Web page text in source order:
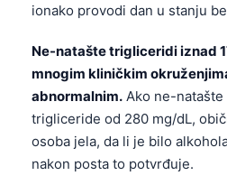
ionako provodi dan u stanju
Ne-natašte trigliceridi iznad
mnogim kliničkim
abnormalnim. Ako ne-
trigliceride od 280 mg/dL,
osoba jela, da li je bilo
nakon posta to potvrđuje.
Eesti
日本語
Čeština
ქართული
Lietuvių kalba